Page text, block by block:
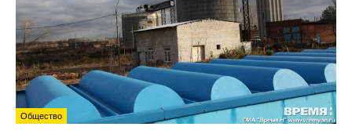
Общество